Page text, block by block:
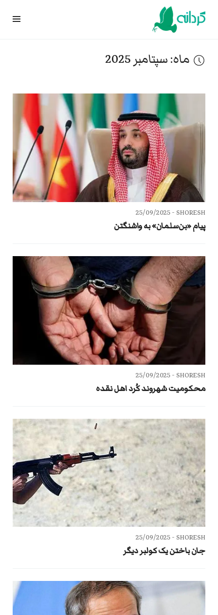
Skip
ماه:سپتامبر 2025
SHORESH -
25/09/2025
پیام «بن‌سلمان» به واشنگتن
SHORESH -
25/09/2025
محکومیت شهروند کُرد اهل نقده
SHORESH -
25/09/2025
جان باختن یک کولبر دیگر